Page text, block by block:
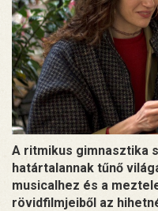
A ritmikus gimnasztika
határtalannak tűnő
musicalhez és a
rövidfilmjeiből az